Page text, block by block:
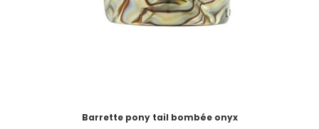
Barrette pony tail bombée onyx